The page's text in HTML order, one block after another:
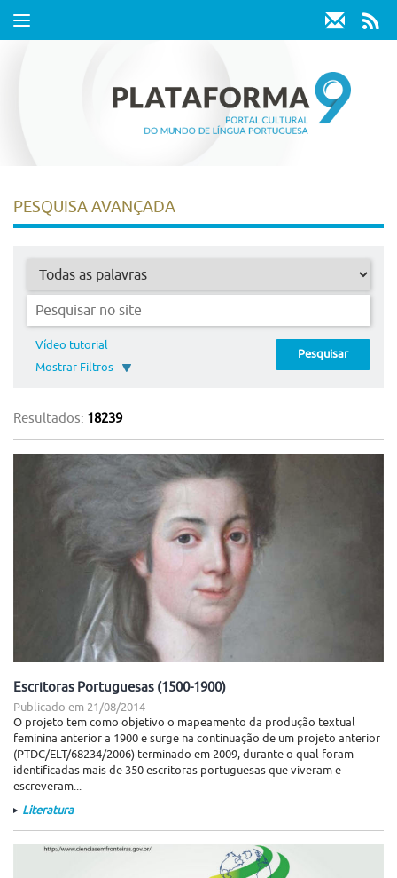
Toggle
PESQUISA AVANÇADA
Pesquisar
Vídeo tutorial
Mostrar Filtros
Resultados: 18239
Escritoras Portuguesas (1500-1900)
Publicado em 21/08/2014
O projeto tem como objetivo o mapeamento da produção textual
feminina anterior a 1900 e surge na continuação de um projeto anterior
(PTDC/ELT/68234/2006) terminado em 2009, durante o qual foram
identificadas mais de 350 escritoras portuguesas que viveram e
escreveram...
Literatura